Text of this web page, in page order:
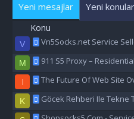
Yeni mesajlar Yeni konular
Konu
V Vn5Socks.net Service
M 911 S5 Proxy –
I The Future Of Web Site
K Göcek Rehberi Ile Tekne Turları,